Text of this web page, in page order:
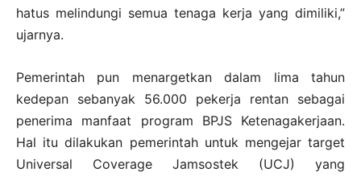
hatus melindungi semua tenaga kerja yang dimiliki,”
ujarnya.
Pemerintah pun menargetkan dalam lima tahun
kedepan sebanyak 56.000 pekerja rentan sebagai
penerima manfaat program BPJS Ketenagakerjaan.
Hal itu dilakukan pemerintah untuk mengejar target
Universal Coverage Jamsostek (UCJ) yang